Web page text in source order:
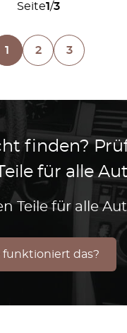
Seite1/3
1 2 3
finden?
für alle
Teile für alle
funktioniert das?